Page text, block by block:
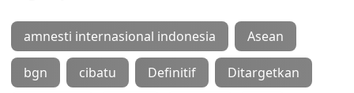
amnesti internasional indonesia Asean
bgn cibatu Definitif Ditargetkan